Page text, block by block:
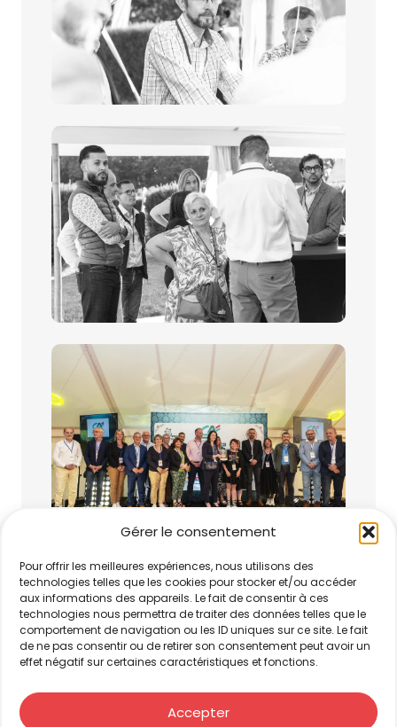
Gérer le consentement
Pour offrir les meilleures expériences, nous utilisons des
technologies telles que les cookies pour stocker et/ou accéder
aux informations des appareils. Le fait de consentir à ces
technologies nous permettra de traiter des données telles que le
comportement de navigation ou les ID uniques sur ce site. Le fait
de ne pas consentir ou de retirer son consentement peut avoir un
effet négatif sur certaines caractéristiques et fonctions.
Accepter